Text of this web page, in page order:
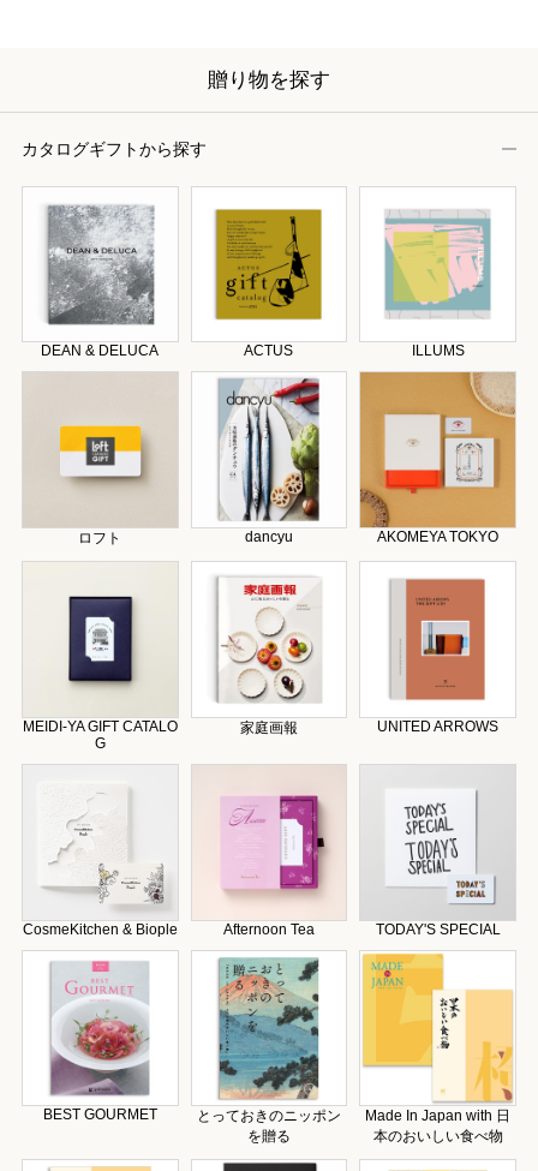
贈り物を探す
カタログギフトから探す
DEAN & DELUCA ACTUS ILLUMS
ロフト dancyu AKOMEYA TOKYO
MEIDI-YA GIFT CATALO
G
家庭画報 UNITED ARROWS
CosmeKitchen & Biople Afternoon Tea TODAY'S SPECIAL
BEST GOURMET
とっておきのニッポン
を贈る
Made In Japan with 日
本のおいしい食べ物